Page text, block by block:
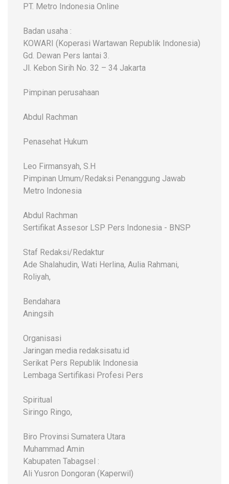
PT. Metro Indonesia Online
Badan usaha :
KOWARI (Koperasi Wartawan Republik Indonesia)
Gd. Dewan Pers lantai 3.
Jl. Kebon Sirih No. 32 – 34 Jakarta
Pimpinan perusahaan
Abdul Rachman
Penasehat Hukum
Leo Firmansyah, S.H
Pimpinan Umum/Redaksi Penanggung Jawab
Metro Indonesia
Abdul Rachman
Sertifikat Assesor LSP Pers Indonesia - BNSP
Staf Redaksi/Redaktur
Ade Shalahudin, Wati Herlina, Aulia Rahmani,
Roliyah,
Bendahara
Aningsih
Organisasi
Jaringan media redaksisatu.id
Serikat Pers Republik Indonesia
Lembaga Sertifikasi Profesi Pers
Spiritual
Siringo Ringo,
Biro Provinsi Sumatera Utara
Muhammad Amin
Kabupaten Tabagsel :
Ali Yusron Dongoran (Kaperwil)